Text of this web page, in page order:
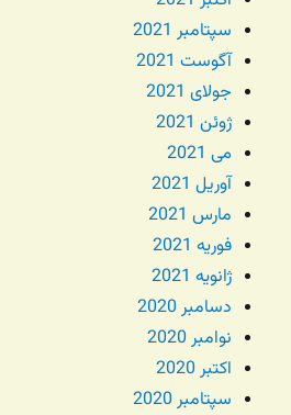
سپتامبر 2021
آگوست 2021
جولای 2021
ژوئن 2021
می 2021
آوریل 2021
مارس 2021
فوریه 2021
ژانویه 2021
دسامبر 2020
نوامبر 2020
اکتبر 2020
سپتامبر 2020